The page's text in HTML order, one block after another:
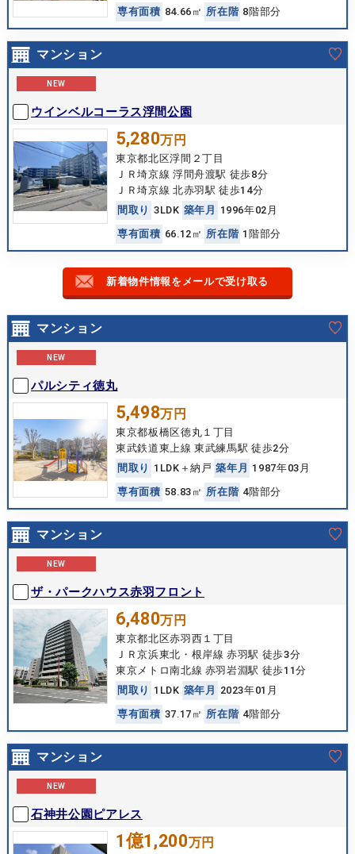
専有面積 84.66㎡ 所在 階 8階部分
マンション
NEW
ウインベルコーラス浮間公園
5,280万円
東京都北区浮間２丁目
ＪＲ埼京線 浮間舟渡駅 徒歩8分
ＪＲ埼京線 北赤羽駅 徒歩14分
間 取 り 3LDK 築年 月
1996年02月
専有面積 66.12㎡ 所在 階 1階部分
新着物件情報をメールで受け取る
マンション
NEW
パルシティ徳丸
5,498万円
東京都板橋区徳丸１丁目
東武鉄道東上線 東武練馬駅 徒歩2分
間 取 り 1LDK＋納戸 築年 月 1987年03月
専有面積 58.83㎡ 所在 階 4階部分
マンション
NEW
ザ・パークハウス赤羽フロント
6,480万円
東京都北区赤羽西１丁目
ＪＲ京浜東北・根岸線 赤羽駅 徒歩3分
東京メトロ南北線 赤羽岩淵駅 徒歩11分
間 取 り 1LDK 築年 月
2023年01月
専有面積 37.17㎡ 所在 階 4階部分
マンション
NEW
石神井公園ピアレス
1億1,200万円